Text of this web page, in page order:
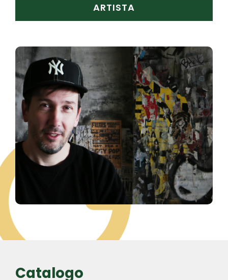
ARTISTA
Catalogo